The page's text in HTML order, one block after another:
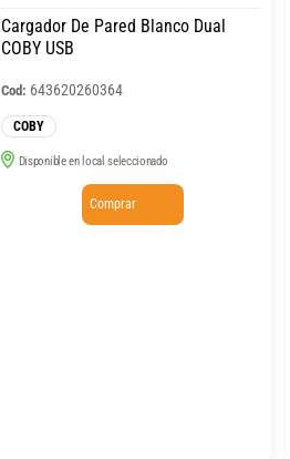
Cargador De Pared Blanco Dual
COBY USB
Cod: 643620260364
COBY
Disponible en local seleccionado
Comprar